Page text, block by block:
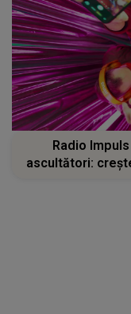
Radio
ascultători: